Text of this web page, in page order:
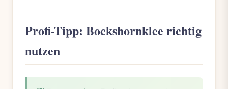
Profi-Tipp: Bockshornklee richtig
nutzen